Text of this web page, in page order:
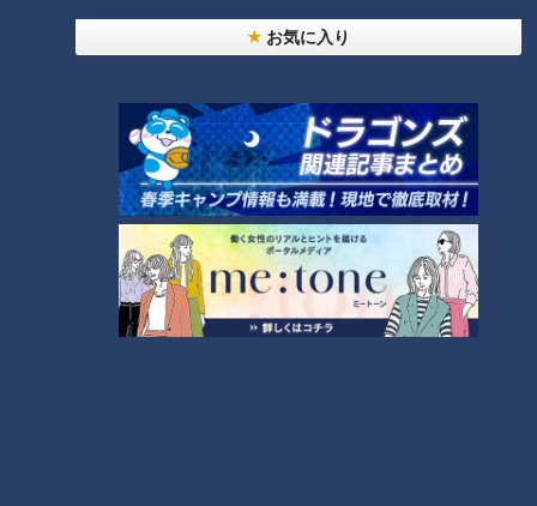
お気に入り
関西万博！万博ついでに関西
旅！【チャント！】
瀧川アナがCBC 5チャン春祭り
で人力車を引く！肉体改造の結
車 #筋トレ #トレーニング
#cbc5チャン春祭り
アナウンサー 佐藤楠大 南部志穂
柳沢彩美 榊原悠介 若狭敬一
番組紹介
アナウンサー